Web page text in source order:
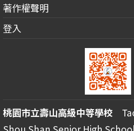
著作權聲明
登入
桃園市立壽山高級中等學校